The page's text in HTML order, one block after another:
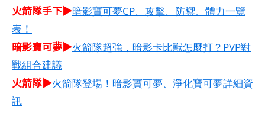
火箭隊手下▶暗影寶可夢CP、攻擊、防禦、體力一覽
表！
暗影寶可夢▶火箭隊超強，暗影卡比獸怎麼打？PVP對
戰組合建議
火箭隊▶火箭隊登場！暗影寶可夢、淨化寶可夢詳細資
訊